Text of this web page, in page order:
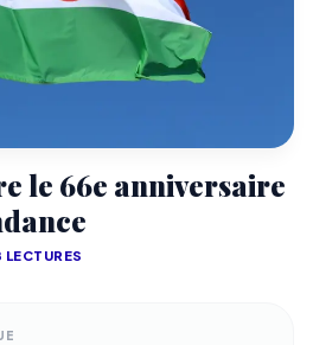
le 66e anniversaire
LECTURES